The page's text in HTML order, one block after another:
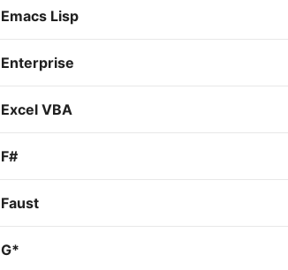
Emacs Lisp
Enterprise
Excel VBA
F#
Faust
G*